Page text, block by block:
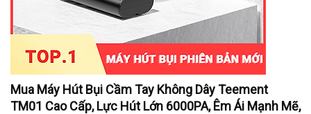
Mua Máy Hút Bụi Cầm Tay Không Dây Teement
TM01 Cao Cấp, Lực Hút Lớn 6000PA, Êm Ái Mạnh Mẽ,